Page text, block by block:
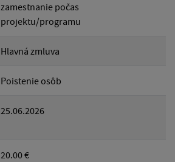
zamestnanie počas
projektu/programu
Hlavná zmluva
Poistenie osôb
25.06.2026
20.00 €